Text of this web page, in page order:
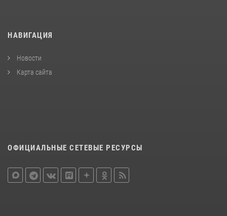
НАВИГАЦИЯ
Новости
Карта сайта
ОФИЦИАЛЬНЫЕ СЕТЕВЫЕ РЕСУРСЫ